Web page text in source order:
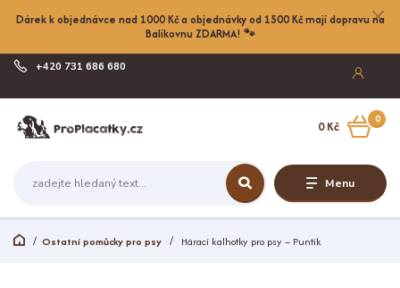
Dárek k objednávce nad 1000 Kč a objednávky od 1500 Kč mají dopravu na
Balíkovnu ZDARMA! 🐾
Menu
+420 731 686 680
0
0 Kč
Ostatní pomůcky pro psy Hárací kalhotky pro psy – Puntík